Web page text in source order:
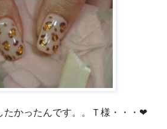
たかったんです。。Ｔ様・・・❤